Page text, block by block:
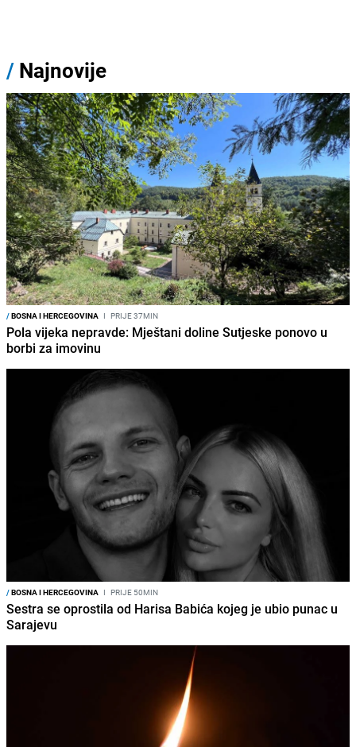
/ Najnovije
/BOSNA I HERCEGOVINA I PRIJE 37MIN
Pola vijeka nepravde: Mještani doline Sutjeske ponovo u
borbi za imovinu
/BOSNA I HERCEGOVINA I PRIJE 50MIN
Sestra se oprostila od Harisa Babića kojeg je ubio punac u
Sarajevu